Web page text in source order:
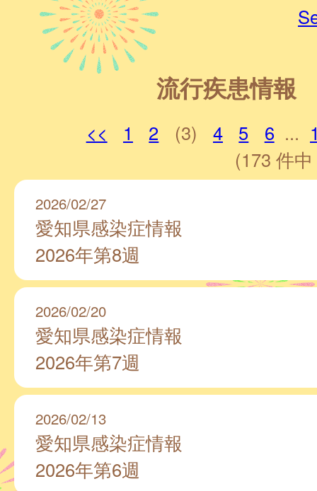
流行疾患情報
<< 1 2 (3) 4 5 6 ...
(173 件
2026/02/27
愛知県感染症情報
2026年第8週
2026/02/20
愛知県感染症情報
2026年第7週
2026/02/13
愛知県感染症情報
2026年第6週